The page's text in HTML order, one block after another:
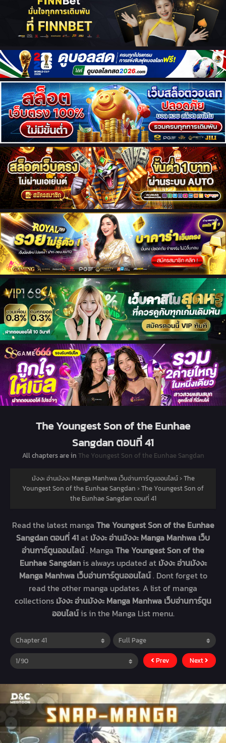
The Youngest Son of the Eunhae
Sangdan ตอนที่ 41
All chapters are in The Youngest Son of the Eunhae Sangdan
มังงะ อ่านมังงะ Manga Manhwa เว็บอ่านการ์ตูนออนไลน์›The
Youngest Son of the Eunhae Sangdan ›The Youngest Son of
the Eunhae Sangdan ตอนที่ 41
Read the latest manga The Youngest Son of the Eunhae
Sangdan ตอนที่ 41at มังงะ อ่านมังงะ Manga Manhwa เว็บ
อ่านการ์ตูนออนไลน์. Manga The Youngest Son of the
Eunhae Sangdanis always updated at มังงะ อ่านมังงะ
Manga Manhwa เว็บอ่านการ์ตูนออนไลน์. Dont forget to
read the other manga updates. A list of manga
collections มังงะ อ่านมังงะ Manga Manhwa เว็บอ่านการ์ตูน
ออนไลน์is in the Manga List menu.
Prev Next